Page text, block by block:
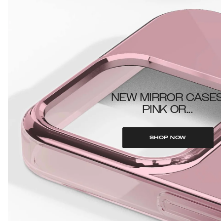
NEW MIRROR
PINK OR...
SHOP NOW